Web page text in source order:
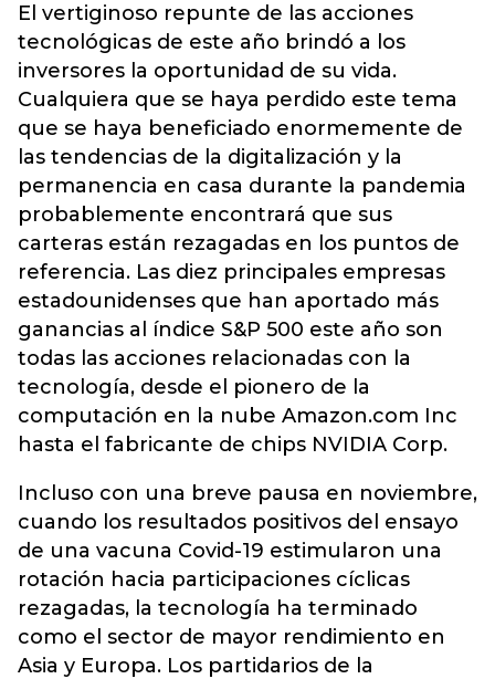
El vertiginoso repunte de las acciones
tecnológicas de este año brindó a los
inversores la oportunidad de su vida.
Cualquiera que se haya perdido este tema
que se haya beneficiado enormemente de
las tendencias de la digitalización y la
permanencia en casa durante la pandemia
probablemente encontrará que sus
carteras están rezagadas en los puntos de
referencia. Las diez principales empresas
estadounidenses que han aportado más
ganancias al índice S&P 500 este año son
todas las acciones relacionadas con la
tecnología, desde el pionero de la
computación en la nube Amazon.com Inc
hasta el fabricante de chips NVIDIA Corp.
Incluso con una breve pausa en noviembre,
cuando los resultados positivos del ensayo
de una vacuna Covid-19 estimularon una
rotación hacia participaciones cíclicas
rezagadas, la tecnología ha terminado
como el sector de mayor rendimiento en
Asia y Europa. Los partidarios de la